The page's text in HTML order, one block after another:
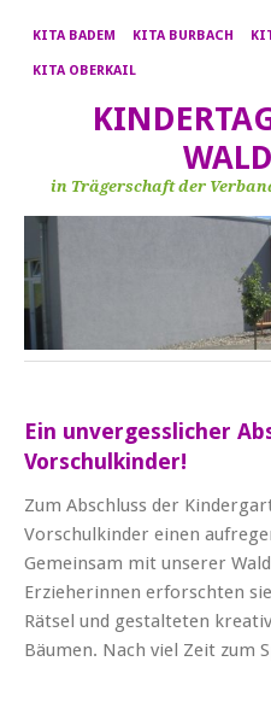
KITA BADEM KITA BURBACH
KITA OBERKAIL
in Trägerschaft der
Ein unvergesslicher
Vorschulkinder!
Zum Abschluss der
Vorschulkinder einen
Gemeinsam mit unserer
Erzieherinnen erforschten
Rätsel und gestalteten
Bäumen. Nach viel Zeit zum